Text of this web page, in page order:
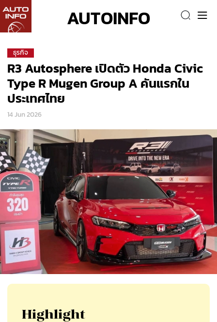
AUTOINFO
ธุรกิจ
R3 Autosphere เปิดตัว Honda Civic
Type R Mugen Group A คันแรกใน
ประเทศไทย
14 Jun 2026
Highlight